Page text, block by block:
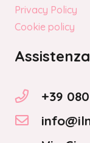
Privacy Policy
Cookie policy
+39